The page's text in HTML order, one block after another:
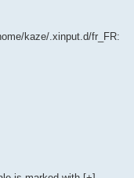
kaze/.xinput.d/fr_FR: